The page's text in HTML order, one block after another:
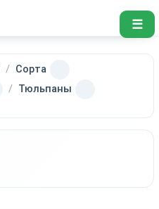
☰
Сорта
Тюльпаны